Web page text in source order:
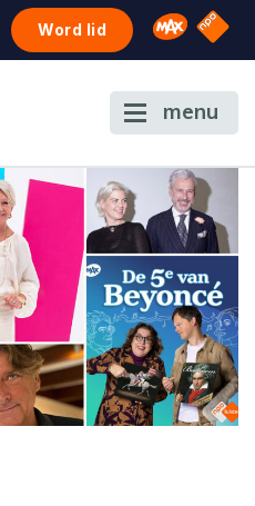
Word lid Omroep
NPO
menu